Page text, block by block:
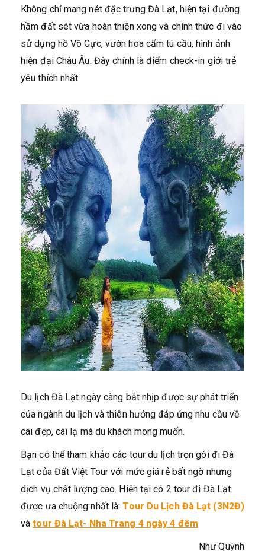
Không chỉ mang nét đặc trưng Đà Lạt, hiện tại đường
hầm đất sét vừa hoàn thiện xong và chính thức đi vào
sử dụng hồ Vô Cực, vườn hoa cẩm tú cầu, hình ảnh
hiện đại Châu Âu. Đây chính là điểm check-in giới trẻ
yêu thích nhất.
Du lịch Đà Lạt ngày càng bắt nhịp được sự phát triển
của ngành du lịch và thiên hướng đáp ứng nhu cầu về
cái đẹp, cái lạ mà du khách mong muốn.
Bạn có thể tham khảo các tour du lịch trọn gói đi Đà
Lạt của Đất Việt Tour với mức giá rẻ bất ngờ nhưng
dịch vụ chất lượng cao. Hiện tại có 2 tour đi Đà Lạt
được ưa chuộng nhất là:Tour Du Lịch Đà Lạt (3N2Đ)
vàtour Đà Lạt- Nha Trang 4 ngày 4 đêm
Như Quỳnh